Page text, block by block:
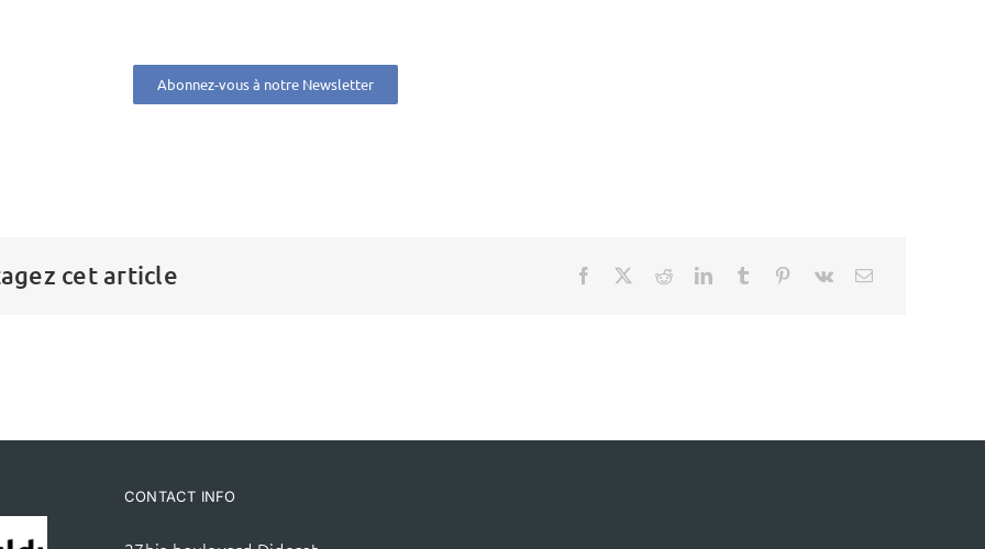
Abonnez-vous à notre Newsletter
cet article
CONTACT INFO